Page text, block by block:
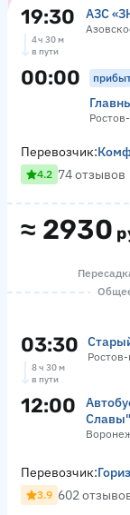
19:30 АЗС
4 ч 30 м
в пути
00:00
≈ 2930
Перевозчик:
4.2 74 отзывов
03:30
8 ч 30 м
в пути
12:00
Перевозчик:
3.9 602